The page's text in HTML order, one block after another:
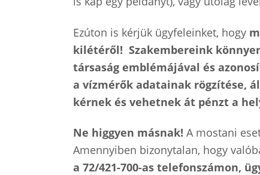
Ezúton is kérjük ügyfeleinket, hogy
kilétéről! Szakembereink
társaság emblémájával és
a vízmérők adatainak rögzítése,
kérnek és vehetnek át pénzt a
Ne higgyen másnak! A mostani
Amennyiben bizonytalan, hogy
a 72/421-700-as telefonszámon,